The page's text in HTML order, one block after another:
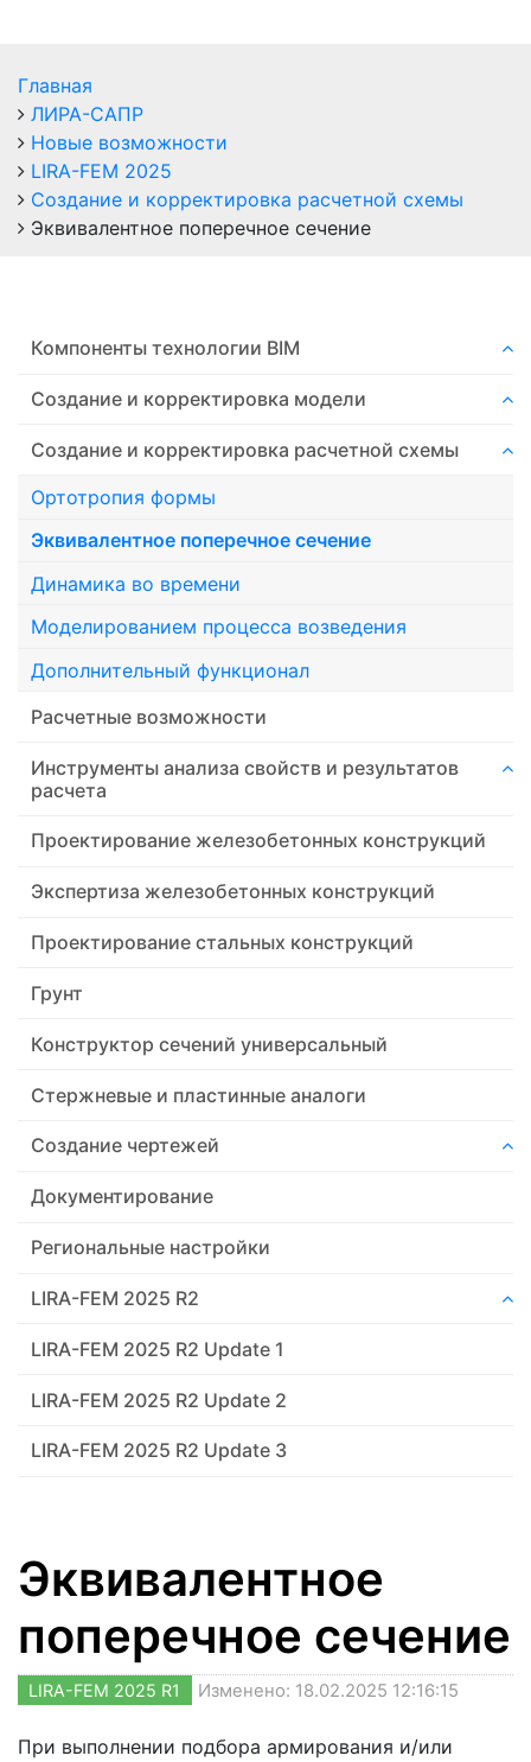
Главная
ЛИРА-САПР
Новые возможности
LIRA-FEM 2025
Создание и корректировка расчетной схемы
Эквивалентное поперечное сечение
Компоненты технологии ВIM
Создание и корректировка модели
Создание и корректировка расчетной схемы
Ортотропия формы
Эквивалентное поперечное сечение
Динамика во времени
Моделированием процесса возведения
Дополнительный функционал
Расчетные возможности
Инструменты анализа свойств и результатов
расчета
Проектирование железобетонных конструкций
Экспертиза железобетонных конструкций
Проектирование стальных конструкций
Грунт
Конструктор сечений универсальный
Стержневые и пластинные аналоги
Создание чертежей
Документирование
Региональные настройки
LIRA-FEM 2025 R2
LIRA-FEM 2025 R2 Update 1
LIRA-FEM 2025 R2 Update 2
LIRA-FEM 2025 R2 Update 3
Эквивалентное
поперечное сечение
LIRA-FEM 2025 R1 Изменено: 18.02.2025 12:16:15
При выполнении подбора армирования и/или